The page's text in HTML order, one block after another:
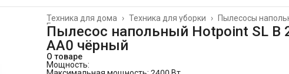
Пылесосы
Техника для уборки ›
Техника для дома
›
Главная
Пылесос напольный Hotpoint SL B
AA0 чёрный
О товаре
Мощность: